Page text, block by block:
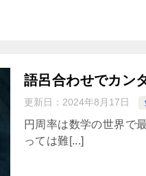
語呂合わせでカン
更新日： 2024年8月17日
円周率は数学の世界で
っては難[...]